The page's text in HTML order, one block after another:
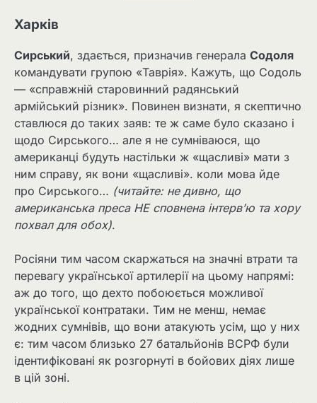
Харків
Сирський, здається, призначив генерала Содоля
командувати групою «Таврія». Кажуть, що Содоль
— «справжній старовинний радянський
армійський різник». Повинен визнати, я скептично
ставлюся до таких заяв: те ж саме було сказано і
щодо Сирського… але я не сумніваюся, що
американці будуть настільки ж «щасливі» мати з
ним справу, як вони «щасливі». коли мова йде
про Сирського… (читайте: не дивно, що
американська преса НЕ сповнена інтерв’ю та хору
похвал для обох).
Росіяни тим часом скаржаться на значні втрати та
перевагу української артилерії на цьому напрямі:
аж до того, що дехто побоюється можливої
української контратаки. Тим не менш, немає
жодних сумнівів, що вони атакують усім, що у них
є: тим часом близько 27 батальйонів ВСРФ були
ідентифіковані як розгорнуті в бойових діях лише
в цій зоні.